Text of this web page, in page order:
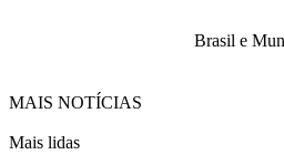
Brasil e
MAIS NOTÍCIAS
Mais lidas